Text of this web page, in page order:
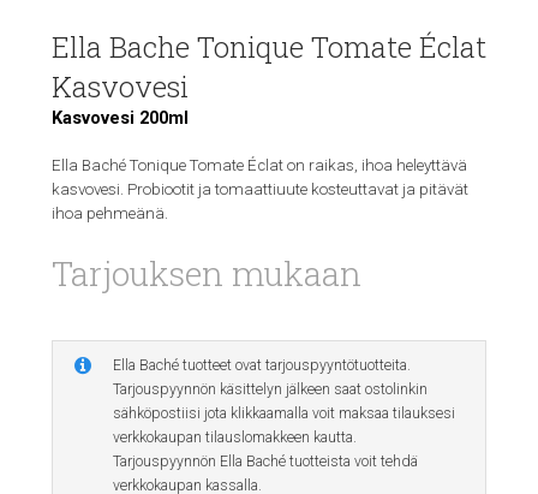
Ella Bache Tonique Tomate Éclat
Kasvovesi
Kasvovesi 200ml
Ella Baché Tonique Tomate Éclat on raikas, ihoa heleyttävä
kasvovesi. Probiootit ja tomaattiuute kosteuttavat ja pitävät
ihoa pehmeänä.
Tarjouksen mukaan